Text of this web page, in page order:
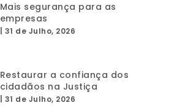
Mais segurança para as
empresas
31 de Julho, 2026
Restaurar a confiança dos
cidadãos na Justiça
31 de Julho, 2026